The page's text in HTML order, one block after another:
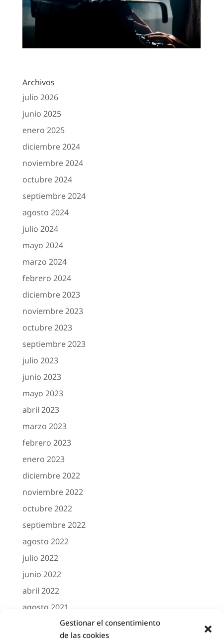
Gestionar el consentimiento
de las cookies
Archivos
julio 2026
junio 2025
enero 2025
diciembre 2024
noviembre 2024
octubre 2024
septiembre 2024
agosto 2024
julio 2024
mayo 2024
marzo 2024
febrero 2024
diciembre 2023
noviembre 2023
octubre 2023
septiembre 2023
julio 2023
junio 2023
mayo 2023
abril 2023
marzo 2023
febrero 2023
enero 2023
diciembre 2022
noviembre 2022
octubre 2022
septiembre 2022
agosto 2022
julio 2022
junio 2022
abril 2022
agosto 2021
marzo 2021
febrero 2021